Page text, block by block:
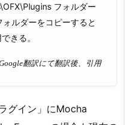
フォルダー
ルダーをコピーすると
きる。
翻訳にて翻訳後、引用
グイン」にMocha